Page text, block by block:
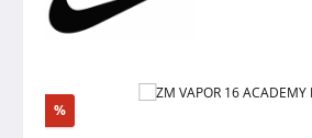
Bildergalerie überspringen
%Rabatt